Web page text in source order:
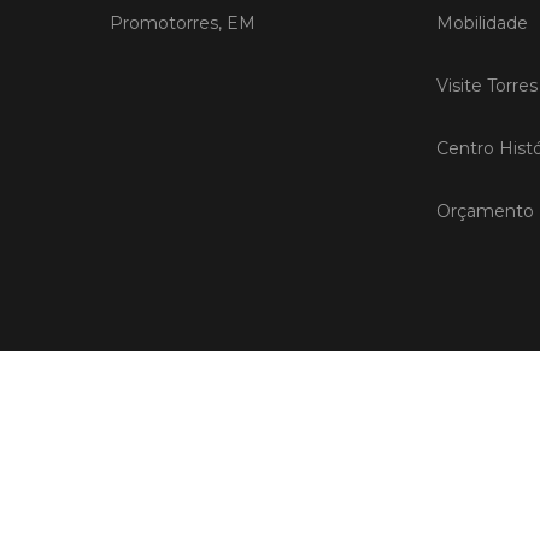
Promotorres, EM Mobilidade
Visite
Centro
Orçamento